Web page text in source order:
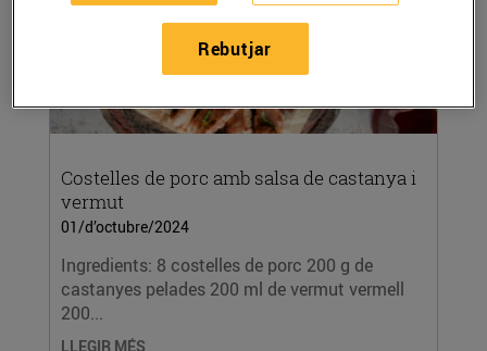
Costelles de porc amb salsa de castanya i
vermut
01/d’octubre/2024
Ingredients: 8 costelles de porc 200 g de
castanyes pelades 200 ml de vermut vermell
200...
LLEGIR MÉS
Rebutjar